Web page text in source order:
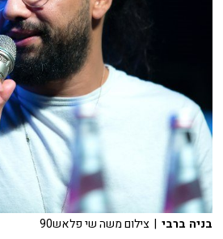
בניה ברבי | צילום משה שי פלאש90